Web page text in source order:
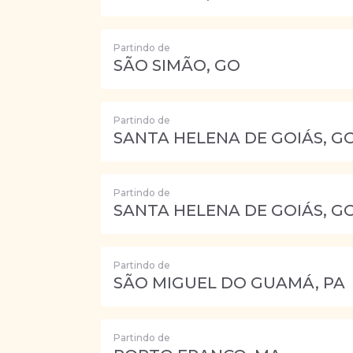
Partindo de
SÃO SIMÃO, GO
Partindo de
SANTA HELENA DE GOIÁS,
Partindo de
SANTA HELENA DE GOIÁS,
Partindo de
SÃO MIGUEL DO GUAMÁ, PA
Partindo de